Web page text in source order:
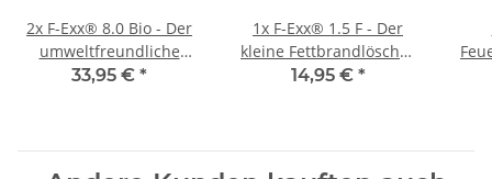
2x F-Exx® 8.0 Bio - Der
umweltfreundliche
Allround-Feuerlöscher
33,95 € *
1x F-Exx® 1.5 F - Der
kleine Fettbrandlöscher
für die Küche
14,95 € *